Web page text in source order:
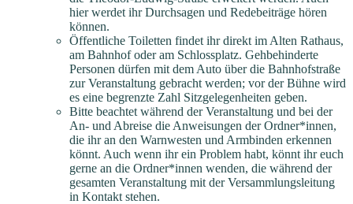
hier werdet ihr Durchsagen und Redebeiträge hören
können.
Öffentliche Toiletten findet ihr direkt im Alten Rathaus,
am Bahnhof oder am Schlossplatz. Gehbehinderte
Personen dürfen mit dem Auto über die Bahnhofstraße
zur Veranstaltung gebracht werden; vor der Bühne wird
es eine begrenzte Zahl Sitzgelegenheiten geben.
Bitte beachtet während der Veranstaltung und bei der
An- und Abreise die Anweisungen der Ordner*innen,
die ihr an den Warnwesten und Armbinden erkennen
könnt. Auch wenn ihr ein Problem habt, könnt ihr euch
gerne an die Ordner*innen wenden, die während der
gesamten Veranstaltung mit der Versammlungsleitung
in Kontakt stehen.